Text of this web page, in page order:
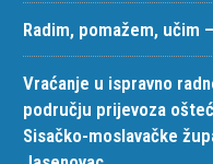
Radim, pomažem, učim
Vraćanje u ispravno
području prijevoza
Sisačko-moslavačke